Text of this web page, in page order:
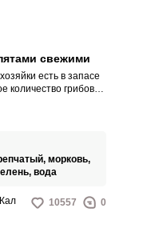
свежими
есть в запасе
количество грибов
приготовить суп
опятами и без
мяса.
морковь,
вода
10557 0